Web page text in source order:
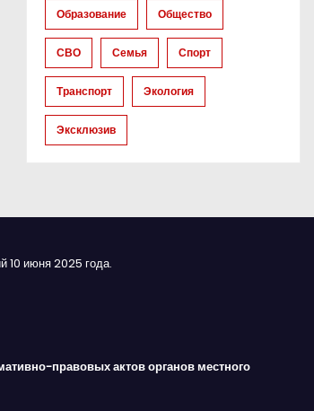
Образование Общество
СВО Семья Спорт
Транспорт Экология
Эксклюзив
10 июня 2025 года.
правовых актов органов местного